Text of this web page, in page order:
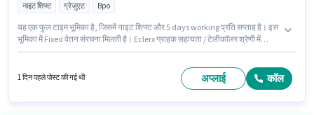
नाइट शिफ्ट ग्रेजुएट Bpo
यह एक फुल टाइम भूमिका है, जिसमें नाइट शिफ्ट और 5 days working प्रति सप्ताह है। इस
भूमिका में Fixed वेतन संरचना मिलती है। Eclerx ग्राहक सहायता / टेलीकॉलर श्रेणी में
नौकरी थाणे वेस्ट, मुंबई में स्थित है। इस भूमिका के लिए आवेदक के पास इंटरनेशनल कॉलिंग,
1 दिन पहले पोस्ट की गई थी अप्लाई कॉल